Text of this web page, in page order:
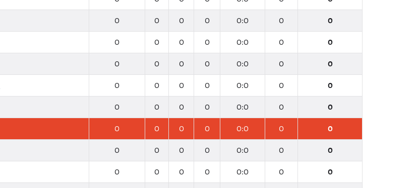
0 0 0 0 0:0 0 0
0 0 0 0 0:0 0 0
0 0 0 0 0:0 0 0
0 0 0 0 0:0 0 0
0 0 0 0 0:0 0 0
0 0 0 0 0:0 0 0
0 0 0 0 0:0 0 0
0 0 0 0 0:0 0 0